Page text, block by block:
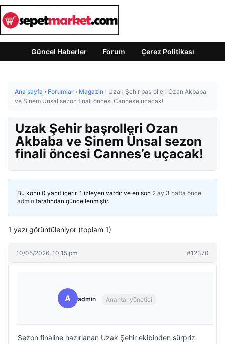
Güncel Haberler Forum Çerez Politikası
Ana sayfa › Forumlar › Magazin › Uzak Şehir başrolleri Ozan Akbaba
ve Sinem Ünsal sezon finali öncesi Cannes’e uçacak!
Uzak Şehir başrolleri Ozan
Akbaba ve Sinem Ünsal sezon
finali öncesi Cannes’e uçacak!
Bu konu 0 yanıt içerir, 1 izleyen vardır ve en son 2 ay 3 hafta önce
admin tarafından güncellenmiştir.
1 yazı görüntüleniyor (toplam 1)
10/05/2026: 10:15 pm #12370
A admin Anahtar yönetici
Sezon finaline hazırlanan Uzak Şehir ekibinden sürpriz